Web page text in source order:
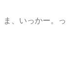
ま、いっかー。っ